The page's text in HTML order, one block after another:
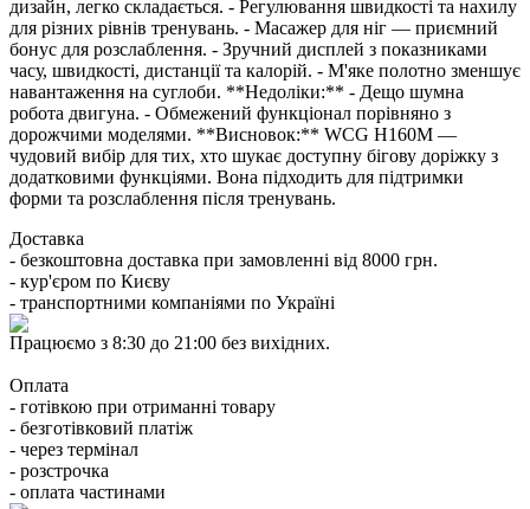
дизайн, легко складається. - Регулювання швидкості та нахилу
для різних рівнів тренувань. - Масажер для ніг — приємний
бонус для розслаблення. - Зручний дисплей з показниками
часу, швидкості, дистанції та калорій. - М'яке полотно зменшує
навантаження на суглоби. **Недоліки:** - Дещо шумна
робота двигуна. - Обмежений функціонал порівняно з
дорожчими моделями. **Висновок:** WCG H160M —
чудовий вибір для тих, хто шукає доступну бігову доріжку з
додатковими функціями. Вона підходить для підтримки
форми та розслаблення після тренувань.
Доставка
- безкоштовна доставка при замовленні від 8000 грн.
- кур'єром по Києву
- транспортними компаніями по Україні
Працюємо з 8:30 до 21:00 без вихідних.
Оплата
- готівкою при отриманні товару
- безготівковий платіж
- через термінал
- розстрочка
- оплата частинами